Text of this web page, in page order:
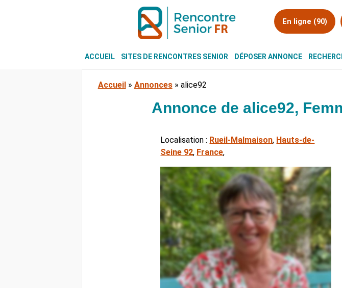
En ligne (90)
ACCUEIL SITES DE RENCONTRES SENIOR DÉPOSER ANNONCE
Accueil » Annonces» alice92
Annonce de alice92,
Localisation : Rueil-Malmaison, Hauts-de-
Seine 92, France,